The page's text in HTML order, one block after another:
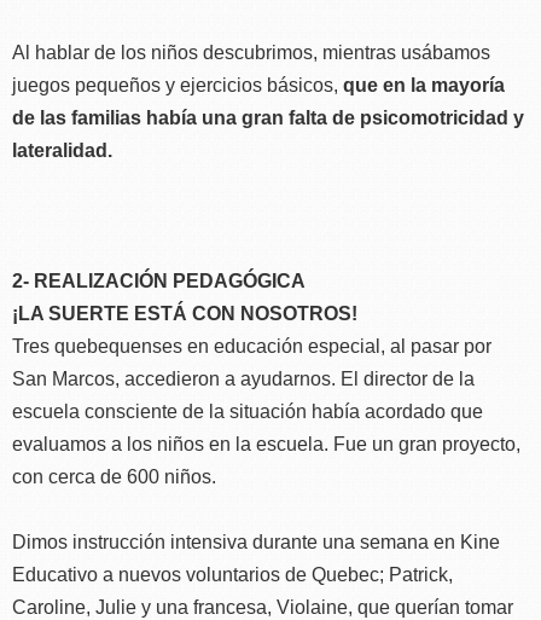
Al hablar de los niños descubrimos, mientras usábamos
juegos pequeños y ejercicios básicos, que en la mayoría
de las familias había una gran falta de psicomotricidad y
lateralidad.
2- REALIZACIÓN PEDAGÓGICA
¡LA SUERTE ESTÁ CON NOSOTROS!
Tres quebequenses en educación especial, al pasar por
San Marcos, accedieron a ayudarnos. El director de la
escuela consciente de la situación había acordado que
evaluamos a los niños en la escuela. Fue un gran proyecto,
con cerca de 600 niños.
Dimos instrucción intensiva durante una semana en Kine
Educativo a nuevos voluntarios de Quebec; Patrick,
Caroline, Julie y una francesa, Violaine, que querían tomar